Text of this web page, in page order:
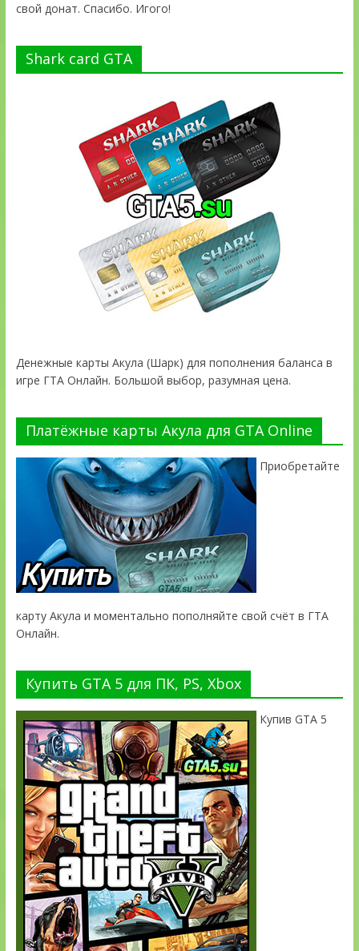
свой донат. Спасибо. Игого!
Shark card GTA
Денежные карты Акула (Шарк) для пополнения баланса в
игре ГТА Онлайн. Большой выбор, разумная цена.
Платёжные карты Акула для GTA Online
Приобретайте
карту Акула и моментально пополняйте свой счёт в ГТА
Онлайн.
Купить GTA 5 для ПК, PS, Xbox
Купив GTA 5